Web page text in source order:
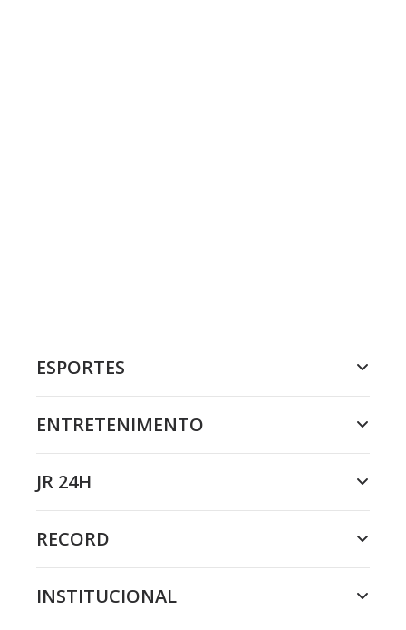
ESPORTES
ENTRETENIMENTO
JR 24H
RECORD
INSTITUCIONAL